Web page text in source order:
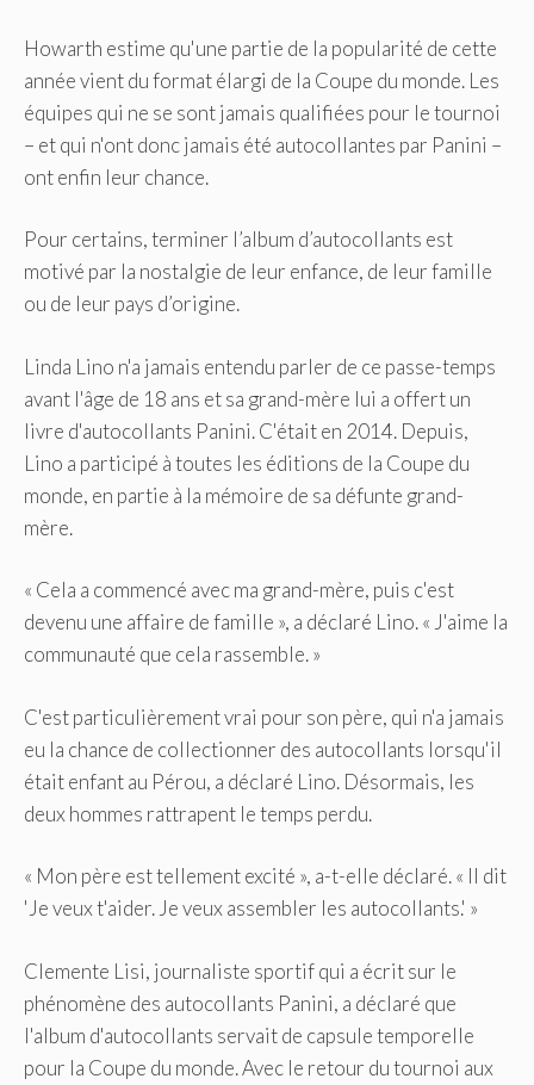
Howarth estime qu'une partie de la popularité de cette
année vient du format élargi de la Coupe du monde. Les
équipes qui ne se sont jamais qualifiées pour le tournoi
– et qui n'ont donc jamais été autocollantes par Panini –
ont enfin leur chance.
Pour certains, terminer l’album d’autocollants est
motivé par la nostalgie de leur enfance, de leur famille
ou de leur pays d’origine.
Linda Lino n'a jamais entendu parler de ce passe-temps
avant l'âge de 18 ans et sa grand-mère lui a offert un
livre d'autocollants Panini. C'était en 2014. Depuis,
Lino a participé à toutes les éditions de la Coupe du
monde, en partie à la mémoire de sa défunte grand-
mère.
« Cela a commencé avec ma grand-mère, puis c'est
devenu une affaire de famille », a déclaré Lino. « J'aime la
communauté que cela rassemble. »
C'est particulièrement vrai pour son père, qui n'a jamais
eu la chance de collectionner des autocollants lorsqu'il
était enfant au Pérou, a déclaré Lino. Désormais, les
deux hommes rattrapent le temps perdu.
« Mon père est tellement excité », a-t-elle déclaré. « Il dit
'Je veux t'aider. Je veux assembler les autocollants.' »
Clemente Lisi, journaliste sportif qui a écrit sur le
phénomène des autocollants Panini, a déclaré que
l'album d'autocollants servait de capsule temporelle
pour la Coupe du monde. Avec le retour du tournoi aux